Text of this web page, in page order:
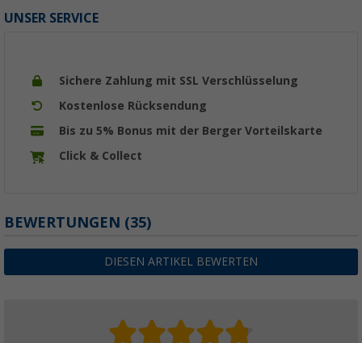
UNSER SERVICE
Sichere Zahlung mit SSL Verschlüsselung
Kostenlose Rücksendung
Bis zu 5% Bonus mit der Berger Vorteilskarte
Click & Collect
BEWERTUNGEN (35)
DIESEN ARTIKEL BEWERTEN